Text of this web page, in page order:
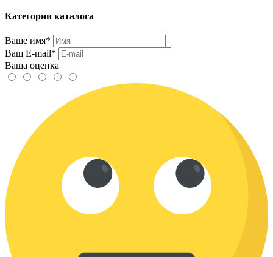
Категории каталога
Ваше имя*
Ваш E-mail*
Ваша оценка